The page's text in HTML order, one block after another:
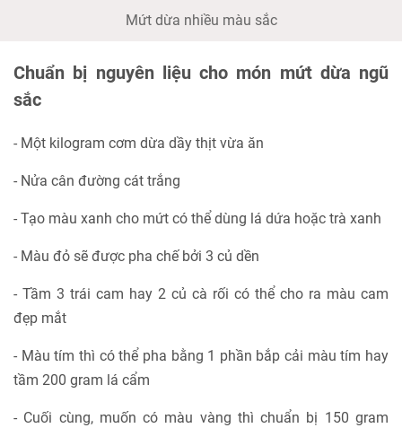
Mứt dừa nhiều màu sắc
Chuẩn bị nguyên liệu cho món mứt dừa ngũ
sắc
- Một kilogram cơm dừa dầy thịt vừa ăn
- Nửa cân đường cát trắng
- Tạo màu xanh cho mứt có thể dùng lá dứa hoặc trà xanh
- Màu đỏ sẽ được pha chế bởi 3 củ dền
- Tầm 3 trái cam hay 2 củ cà rối có thể cho ra màu cam
đẹp mắt
- Màu tím thì có thể pha bằng 1 phần bắp cải màu tím hay
tầm 200 gram lá cẩm
- Cuối cùng, muốn có màu vàng thì chuẩn bị 150 gram